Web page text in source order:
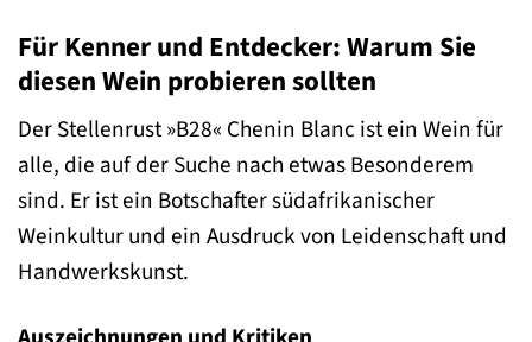
Für Kenner und Entdecker: Warum Sie
diesen Wein probieren sollten
Der Stellenrust »B28« Chenin Blanc ist ein Wein für
alle, die auf der Suche nach etwas Besonderem
sind. Er ist ein Botschafter südafrikanischer
Weinkultur und ein Ausdruck von Leidenschaft und
Handwerkskunst.